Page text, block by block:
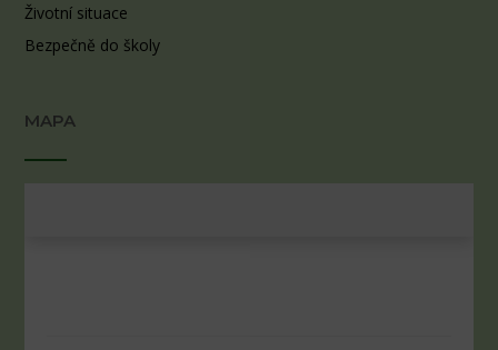
Životní situace
Bezpečně do školy
MAPA